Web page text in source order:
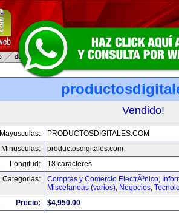
Vendido!
Mayusculas:
PRODUCTOSDIGITALES.COM
Minusculas:
productosdigitales.com
Longitud:
18 caracteres
Categorias:
Compras y Comercio ElectrÃ³nico,
Miscelaneas (varios), Negocios,
Precio:
$4,950.00